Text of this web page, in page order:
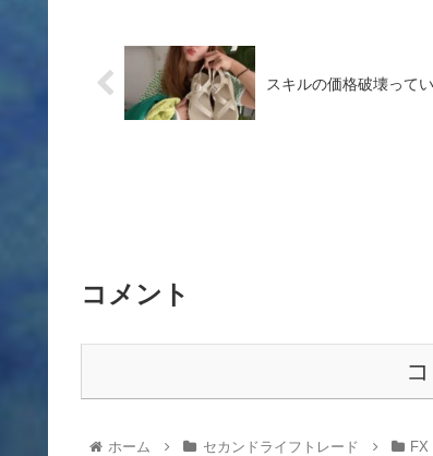
スキルの価格破壊って
コメント
ホーム セカンドライフトレード FX